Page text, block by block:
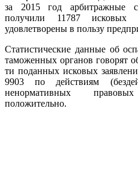
за 2015 год арбитражные
получили 11787
удовлетворены в пользу
Статистические данные об
таможенных органов говорят
ти поданных исковых
9903 по действиям
ненормативных
положительно.